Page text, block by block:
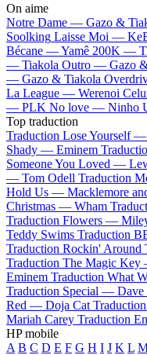
On aime
Notre Dame — Gazo &
Soolking Laisse Moi —
Bécane —Yamê 200K —
— Tiakola Outro — Gazo
— Gazo & Tiakola
La League — Werenoi
— PLK No love — Ninho
Top traduction
Traduction Lose Yourself —
Shady — Eminem
Someone You Loved —
— Tom Odell Traduction
Hold Us — Macklemore
Christmas — Wham
Traduction Flowers —
Teddy Swims Traduction
Traduction Rockin' Around
Traduction The Magic
Eminem Traduction What
Traduction Special — Dave
Red — Doja Cat
Mariah Carey Traduction
HP mobile
A B C D E F G H I J K L